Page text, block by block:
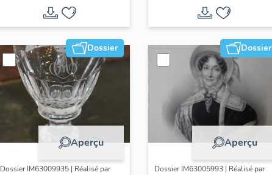
Dossier
Aperçu
Dossier IM63009935 | Réalisé par
Dossier
Aperçu
Dossier IM63005993 | Réalisé par